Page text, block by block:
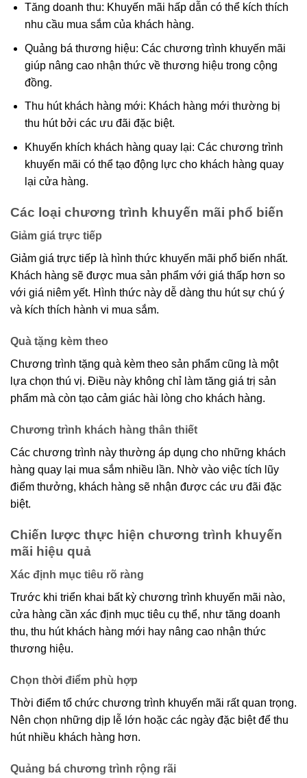
Tăng doanh thu: Khuyến mãi hấp dẫn có thể kích thích
nhu cầu mua sắm của khách hàng.
Quảng bá thương hiệu: Các chương trình khuyến mãi
giúp nâng cao nhận thức về thương hiệu trong cộng
đồng.
Thu hút khách hàng mới: Khách hàng mới thường bị
thu hút bởi các ưu đãi đặc biệt.
Khuyến khích khách hàng quay lại: Các chương trình
khuyến mãi có thể tạo động lực cho khách hàng quay
lại cửa hàng.
Các loại chương trình khuyến mãi phổ biến
Giảm giá trực tiếp
Giảm giá trực tiếp là hình thức khuyến mãi phổ biến nhất.
Khách hàng sẽ được mua sản phẩm với giá thấp hơn so
với giá niêm yết. Hình thức này dễ dàng thu hút sự chú ý
và kích thích hành vi mua sắm.
Quà tặng kèm theo
Chương trình tặng quà kèm theo sản phẩm cũng là một
lựa chọn thú vị. Điều này không chỉ làm tăng giá trị sản
phẩm mà còn tạo cảm giác hài lòng cho khách hàng.
Chương trình khách hàng thân thiết
Các chương trình này thường áp dụng cho những khách
hàng quay lại mua sắm nhiều lần. Nhờ vào việc tích lũy
điểm thưởng, khách hàng sẽ nhận được các ưu đãi đặc
biệt.
Chiến lược thực hiện chương trình khuyến
mãi hiệu quả
Xác định mục tiêu rõ ràng
Trước khi triển khai bất kỳ chương trình khuyến mãi nào,
cửa hàng cần xác định mục tiêu cụ thể, như tăng doanh
thu, thu hút khách hàng mới hay nâng cao nhận thức
thương hiệu.
Chọn thời điểm phù hợp
Thời điểm tổ chức chương trình khuyến mãi rất quan trọng.
Nên chọn những dịp lễ lớn hoặc các ngày đặc biệt để thu
hút nhiều khách hàng hơn.
Quảng bá chương trình rộng rãi